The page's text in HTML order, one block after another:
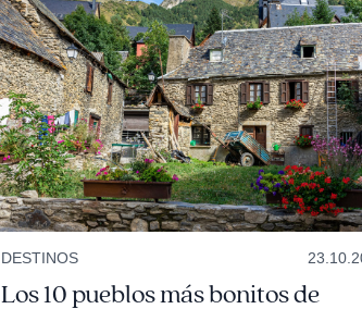
DESTINOS
Los 10 pueblos más bonitos de